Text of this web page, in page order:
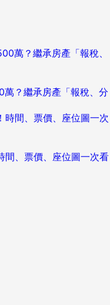
？繼承房產「報稅、分
、票價、座位圖一次看